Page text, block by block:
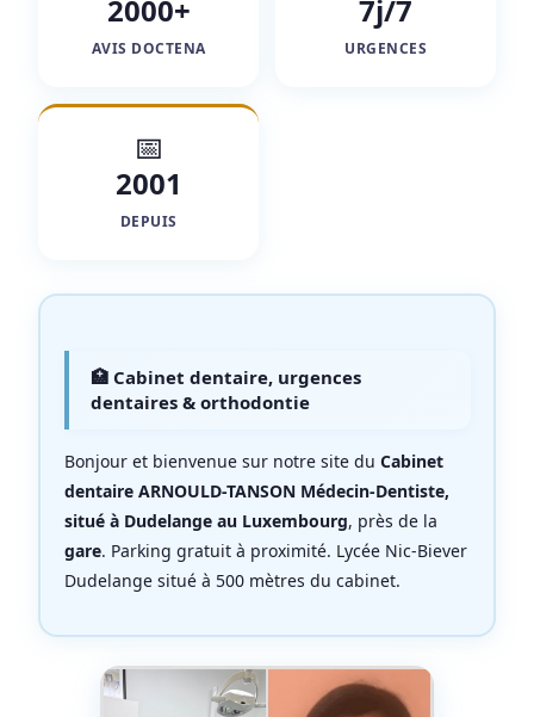
2000+
AVIS DOCTENA
7j/7
URGENCES
📅
2001
DEPUIS
🏥 Cabinet dentaire, urgences
dentaires & orthodontie
Bonjour et bienvenue sur notre site du Cabinet
dentaire ARNOULD-TANSON Médecin-Dentiste,
situé à Dudelange au Luxembourg, près de la
gare. Parking gratuit à proximité. Lycée Nic-Biever
Dudelange situé à 500 mètres du cabinet.